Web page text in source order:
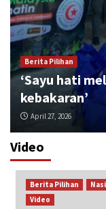
Berita Pilihan
‘Sayu hati
kebakaran’
April 27, 2026
Video
Berita Pilihan
Video
Barat